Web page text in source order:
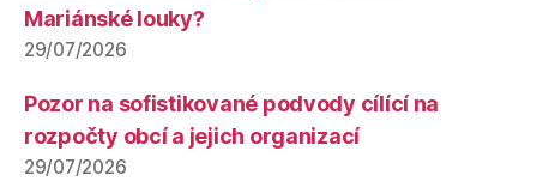
Mariánské louky?
29/07/2026
Pozor na sofistikované podvody cílící na
rozpočty obcí a jejich organizací
29/07/2026